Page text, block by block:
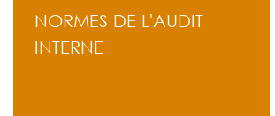
NORMES DE L'AUDIT
INTERNE